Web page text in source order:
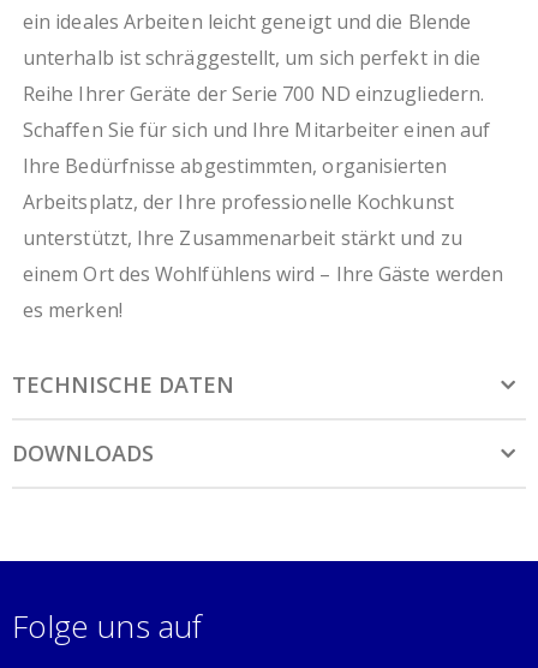
ein ideales Arbeiten leicht geneigt und die Blende
unterhalb ist schräggestellt, um sich perfekt in die
Reihe Ihrer Geräte der Serie 700 ND einzugliedern.
Schaffen Sie für sich und Ihre Mitarbeiter einen auf
Ihre Bedürfnisse abgestimmten, organisierten
Arbeitsplatz, der Ihre professionelle Kochkunst
unterstützt, Ihre Zusammenarbeit stärkt und zu
einem Ort des Wohlfühlens wird – Ihre Gäste werden
es merken!
TECHNISCHE DATEN
DOWNLOADS
Folge uns auf